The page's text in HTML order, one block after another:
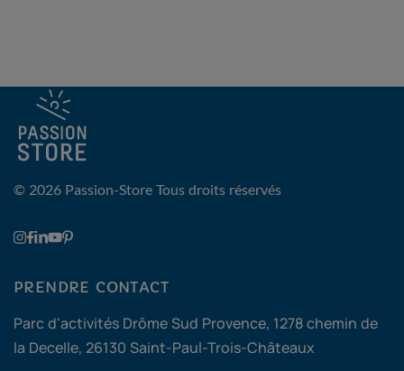
© 2026 Passion-Store Tous droits réservés
PRENDRE CONTACT
Parc d'activités Drôme Sud Provence, 1278 chemin de
la Decelle, 26130 Saint-Paul-Trois-Châteaux